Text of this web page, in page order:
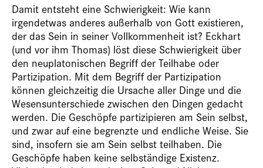
Damit entsteht eine Schwierigkeit: Wie kann
irgendetwas anderes außerhalb von Gott existieren,
der das Sein in seiner Vollkommenheit ist? Eckhart
(und vor ihm Thomas) löst diese Schwierigkeit über
den neuplatonischen Begriff der Teilhabe oder
Partizipation. Mit dem Begriff der Partizipation
können gleichzeitig die Ursache aller Dinge und die
Wesensunterschiede zwischen den Dingen gedacht
werden. Die Geschöpfe partizipieren am Sein selbst,
und zwar auf eine begrenzte und endliche Weise. Sie
sind, insofern sie am Sein selbst teilhaben. Die
Geschöpfe haben keine selbständige Existenz.